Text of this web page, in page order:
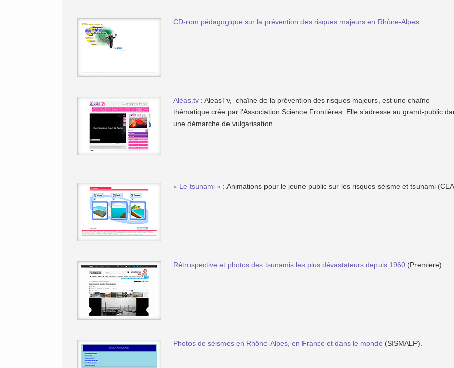
CD-rom pédagogique sur la prévention des risques majeurs en Rhône-Alpes
Aléas.tv : AleasTv, chaîne de la prévention des risques majeurs, est une chaîne
thématique crée par l’Association Science Frontières. Elle s’adresse au grand-public
une démarche de vulgarisation.
« Le tsunami » : Animations pour le jeune public sur les risques séisme et tsunami
Rétrospective et photos des tsunamis les plus dévastateurs depuis 1960 (Premiere).
Photos de séismes en Rhône-Alpes, en France et dans le monde (SISMALP).